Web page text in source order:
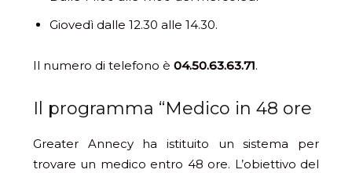
Giovedì dalle 12.30 alle 14.30.
Il numero di telefono è 04.50.63.63.71.
Il programma “Medico in 48 ore
Greater Annecy ha istituito un sistema per
trovare un medico entro 48 ore. L’obiettivo del